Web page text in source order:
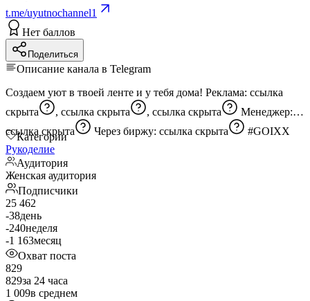
t.me/uyutnochannel1
Нет баллов
Поделиться
Описание канала в Telegram
Создаем уют в твоей ленте и у тебя дома! Реклама: ссылка
скрыта
, ссылка скрыта , ссылка скрыта
Менеджер:
ссылка скрыта
Через биржу: ссылка скрыта #GOIXX
Категории
Рукоделие
Аудитория
Женская аудитория
Подписчики
25 462
-38день
-240неделя
-1 163месяц
Охват поста
829
829за 24 часа
1 009в среднем